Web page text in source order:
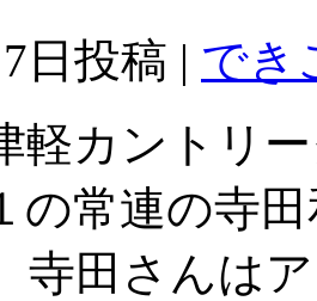
日投稿 | でき
軽カントリ
の常連の寺
寺田さんは